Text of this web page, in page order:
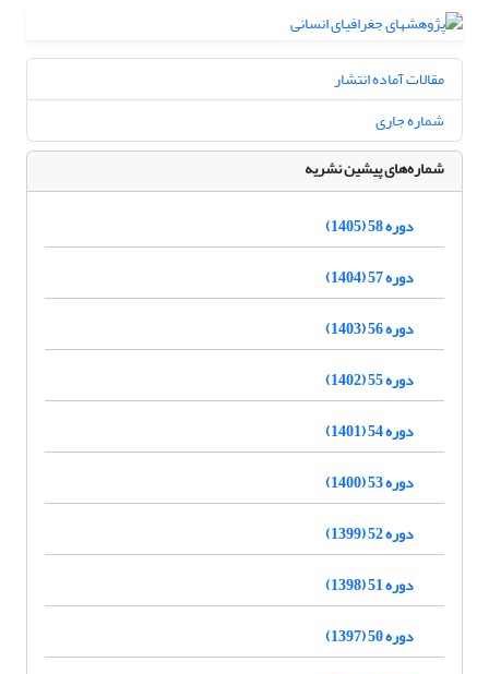
مقالات آماده انتشار
شماره جاری
شماره‌های پیشین نشریه
دوره 58 (1405)
دوره 57 (1404)
دوره 56 (1403)
دوره 55 (1402)
دوره 54 (1401)
دوره 53 (1400)
دوره 52 (1399)
دوره 51 (1398)
دوره 50 (1397)